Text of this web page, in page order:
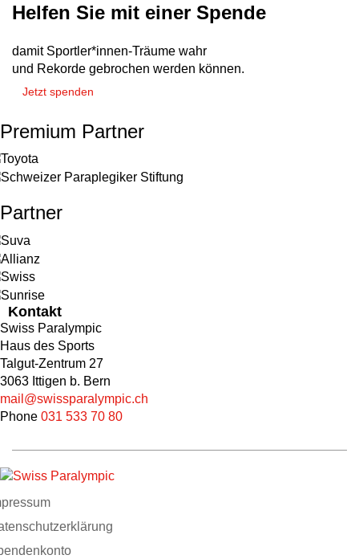
Helfen Sie mit einer Spende
damit Sportler*innen-Träume wahr
und Rekorde gebrochen werden können.
Jetzt spenden
Premium Partner
Partner
Kontakt
Swiss Paralympic
Haus des Sports
Talgut-Zentrum 27
3063 Ittigen b. Bern
mail@swissparalympic.ch
Phone 031 533 70 80